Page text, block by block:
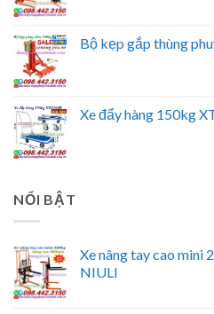
Bộ kẹp gắp thùng
Xe đẩy hàng 150kg
NỔI BẬT
Xe nâng tay cao mini
NIULI